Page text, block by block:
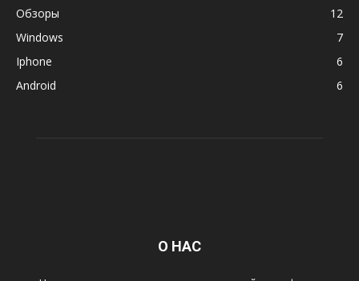
Обзоры
12
Windows
7
Iphone
6
Android
6
О НАС